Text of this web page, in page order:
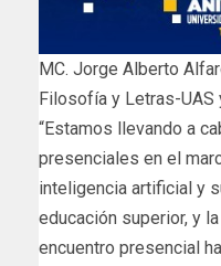
MC. Jorge Alberto
Filosofía y Letras-UAS
“Estamos llevando a
presenciales en el
inteligencia artificial y
educación superior, y
encuentro presencial